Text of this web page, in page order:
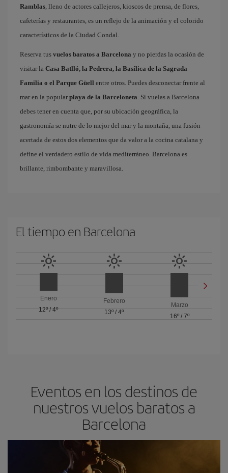
Ramblas, lleno de actores callejeros, kioscos de prensa, de flores,
cafeterías y restaurantes, es un reflejo de la animación y el colorido
característicos de la Ciudad Condal.
Reserva tus vuelos baratos a Barcelona y no pierdas la ocasión de
visitar la Casa Batlló, la Pedrera, la Basílica de la Sagrada
Familia o el Parque Güell entre otros. Puedes desconectar frente al
mar en la popular playa de la Barceloneta. Si vuelas a Barcelona
debes tener en cuenta que, por su ubicación geográfica, la
gastronomía se nutre de lo mejor del mar y la montaña, una fusión
acertada de estos dos elementos que da valor a la cocina catalana y
define el verdadero estilo de vida mediterráneo. Barcelona es
brillante, rimbombante y maravillosa.
El tiempo en Barcelona
Enero
12º/4º
Febrero
13º / 4º
Marzo
16º/ 7º
Eventos en los destinos de
nuestros vuelos baratos a
Barcelona